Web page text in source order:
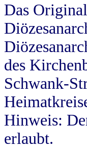
Das
des
Schwank-
Hinweis:
erlaubt.